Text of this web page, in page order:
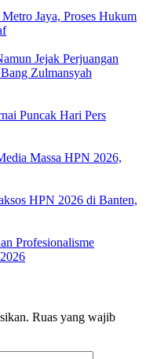
Jaya, Proses Hukum
Jejak Perjuangan
Zulmansyah
Puncak Hari Pers
Massa HPN 2026,
HPN 2026 di Banten,
Profesionalisme
Ruas yang wajib